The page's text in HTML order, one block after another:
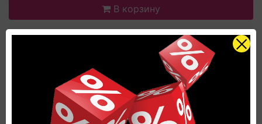
В корзину
Описание
Характеристики